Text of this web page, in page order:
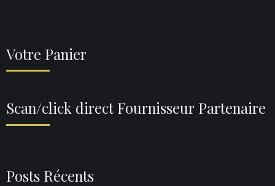
Votre Panier
Scan/click direct Fournisseur Partenaire
Posts Récents